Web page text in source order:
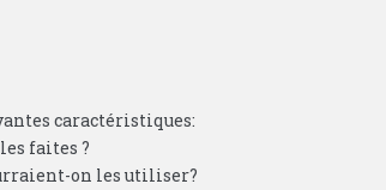
caractéristiques:
faites ?
on les utiliser?